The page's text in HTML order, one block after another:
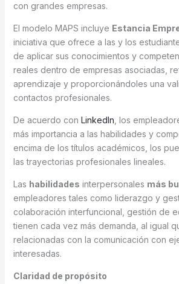
con grandes empresas.
El modelo MAPS incluye Estancia
iniciativa que ofrece a las y los
de aplicar sus conocimientos y
reales dentro de empresas asociadas,
aprendizaje y proporcionándoles una
contactos profesionales.
De acuerdo con LinkedIn , los
más importancia a las habilidades y
encima de los títulos académicos, los
las trayectorias profesionales lineales.
Las habilidades interpersonales más
empleadores tales como liderazgo y
colaboración interfuncional, gestión de
tienen cada vez más demanda, al igual
relacionadas con la comunicación con
interesadas.
Claridad de propósito